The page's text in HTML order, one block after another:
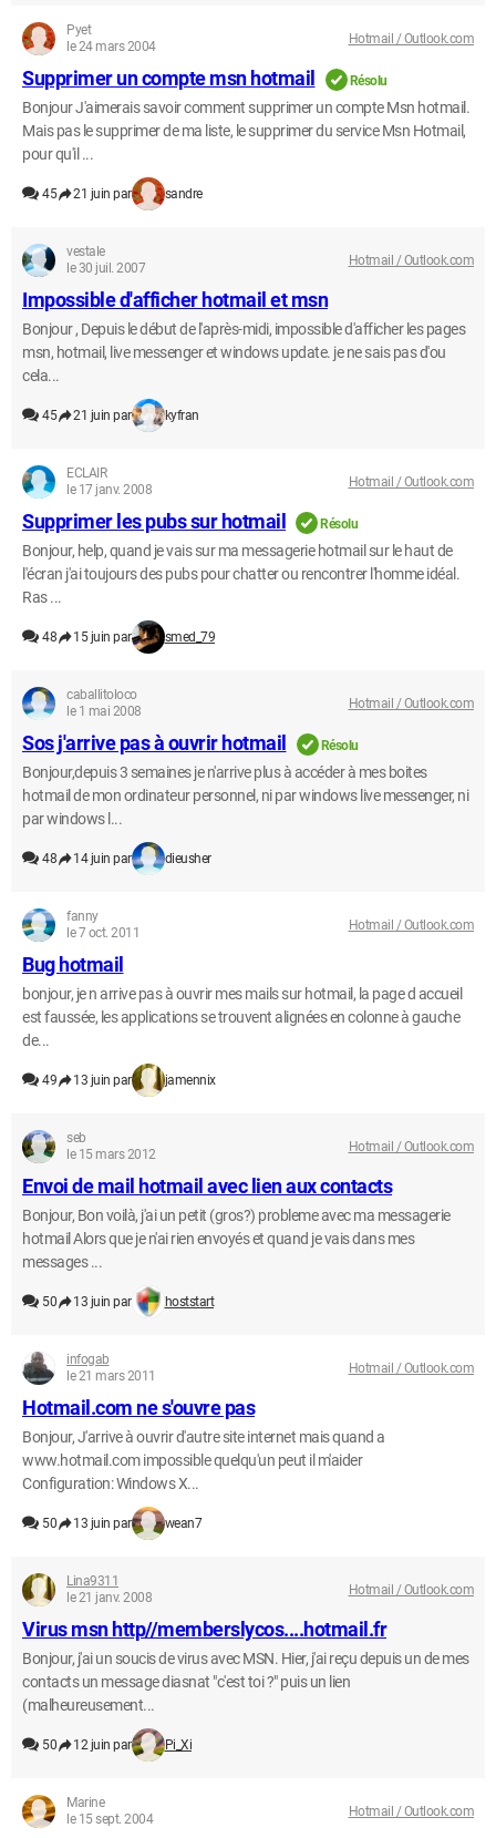
Pyet
le 24 mars 2004
Hotmail / Outlook.com
Supprimer un compte msn hotmail Résolu
Bonjour J'aimerais savoir comment supprimer un compte Msn hotmail.
Mais pas le supprimer de ma liste, le supprimer du service Msn Hotmail,
pour qu'il ...
45 21 juin par sandre
vestale
le 30 juil. 2007
Hotmail / Outlook.com
Impossible d'afficher hotmail et msn
Bonjour , Depuis le début de l'après-midi, impossible d'afficher les pages
msn, hotmail, live messenger et windows update. je ne sais pas d'ou
cela...
45 21 juin par kyfran
ECLAIR
le 17 janv. 2008
Hotmail / Outlook.com
Supprimer les pubs sur hotmail Résolu
Bonjour, help, quand je vais sur ma messagerie hotmail sur le haut de
l'écran j'ai toujours des pubs pour chatter ou rencontrer l'homme idéal.
Ras ...
48 15 juin par smed_79
caballitoloco
le 1 mai 2008
Hotmail / Outlook.com
Sos j'arrive pas à ouvrir hotmail Résolu
Bonjour,depuis 3 semaines je n'arrive plus à accéder à mes boites
hotmail de mon ordinateur personnel, ni par windows live messenger, ni
par windows l...
48 14 juin par dieusher
fanny
le 7 oct. 2011
Hotmail / Outlook.com
Bug hotmail
bonjour, je n arrive pas à ouvrir mes mails sur hotmail, la page d accueil
est faussée, les applications se trouvent alignées en colonne à gauche
de...
49 13 juin par jamennix
seb
le 15 mars 2012
Hotmail / Outlook.com
Envoi de mail hotmail avec lien aux contacts
Bonjour, Bon voilà, j'ai un petit (gros?) probleme avec ma messagerie
hotmail Alors que je n'ai rien envoyés et quand je vais dans mes
messages ...
50 13 juin par hoststart
infogab
le 21 mars 2011
Hotmail / Outlook.com
Hotmail.com ne s'ouvre pas
Bonjour, J'arrive à ouvrir d'autre site internet mais quand a
www.hotmail.com impossible quelqu'un peut il m'aider
Configuration: Windows X...
50 13 juin par wean7
Lina9311
le 21 janv. 2008
Hotmail / Outlook.com
Virus msn http//memberslycos....hotmail.fr
Bonjour, j'ai un soucis de virus avec MSN. Hier, j'ai reçu depuis un de mes
contacts un message diasnat "c'est toi ?" puis un lien
(malheureusement...
50 12 juin par Pi_Xi
Marine
le 15 sept. 2004
Hotmail / Outlook.com